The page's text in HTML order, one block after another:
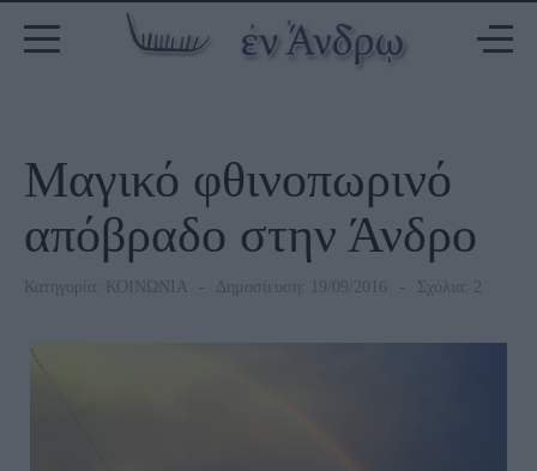
Μαγικό φθινοπωρινό
απόβραδο στην Άνδρο
Κατηγορία: ΚΟΙΝΩΝΙΑ Δημοσίευση: 19/09/2016 Σχόλια: 2